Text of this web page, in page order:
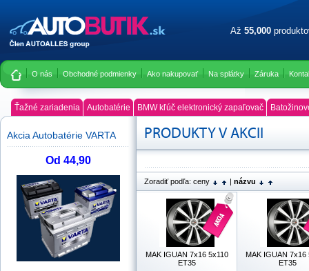
Až 55,000
O nás Obchodné podmienky Ako nakupovať Na splátky Záruka
Ťažné zariadenia Autobatérie BMW kľúč elektronický zapaľovač
Akcia Autobatérie VARTA
Od 44,90
PRODUKTY V AKCII
Zoradiť podľa: ceny | názvu
MAK IGUAN 7x16 5x110
ET35
MAK IGUAN 7x16
ET35